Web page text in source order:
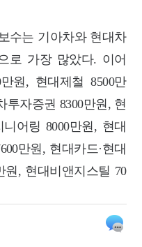
수는 기아차와 현대차
로 가장 많았다. 이어
원, 현대제철 8500만
투자증권 8300만원, 현
어링 8000만원, 현대
만원, 현대카드·현대
원, 현대비앤지스틸 70